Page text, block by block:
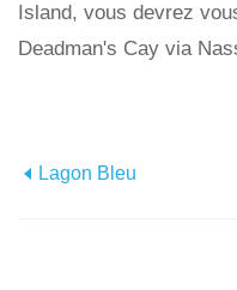
Island, vous devrez
Deadman's Cay via
Lagon Bleu